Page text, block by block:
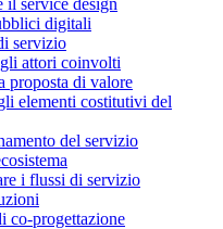
il service design
digitali
servizio
attori coinvolti
proposta di valore
elementi costitutivi del
del servizio
i flussi di servizio
co-progettazione